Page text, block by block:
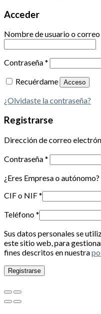
Acceder
Nombre de usuario o
Contraseña*
Recuérdame
Acceso
¿Olvidaste la contraseña?
Registrarse
Dirección de correo
Contraseña*
¿Eres Empresa o autónomo?
CIF o NIF*
Teléfono*
Sus datos personales se
este sitio web, para
fines descritos en nuestra
Registrarse